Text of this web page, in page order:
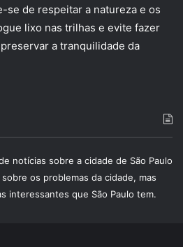
se de respeitar a natureza e os
lixo nas trilhas e evite fazer
a tranquilidade da
notícias sobre a cidade de São Paulo
os problemas da cidade, mas
interessantes que São Paulo tem.